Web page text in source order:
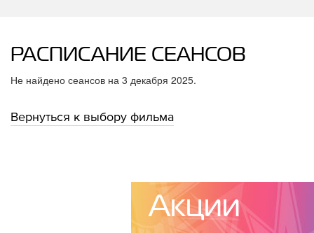
РАСПИСАНИЕ СЕАНСОВ
Не найдено сеансов на 3 декабря 2025.
Вернуться к выбору фильма
Акции